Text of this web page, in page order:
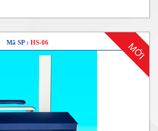
Mã SP : HS-06 MỚI